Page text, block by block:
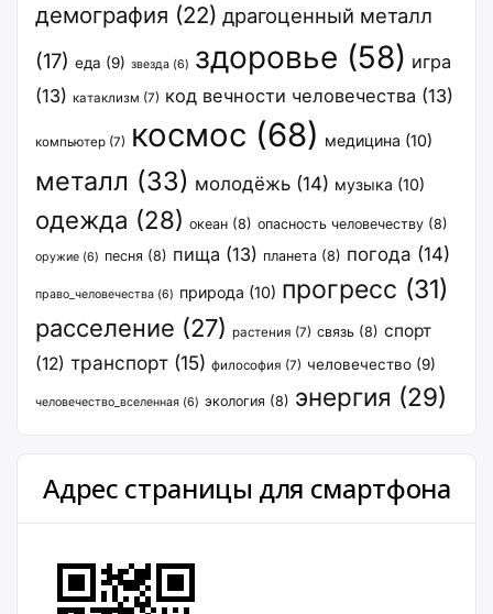
демография (22) драгоценный металл
(17) еда (9) звезда (6) здоровье (58) игра
(13) катаклизм (7) код вечности человечества (13)
компьютер (7) космос (68) медицина (10)
металл (33) молодёжь (14) музыка (10)
одежда (28) океан (8) опасность человечеству (8)
оружие (6) песня (8) пища (13) планета (8) погода (14)
право_человечества (6) природа (10) прогресс (31)
расселение (27) растения (7) связь (8) спорт
(12) транспорт (15) философия (7) человечество (9)
человечество_вселенная (6) экология (8) энергия (29)
Адрес страницы для смартфона